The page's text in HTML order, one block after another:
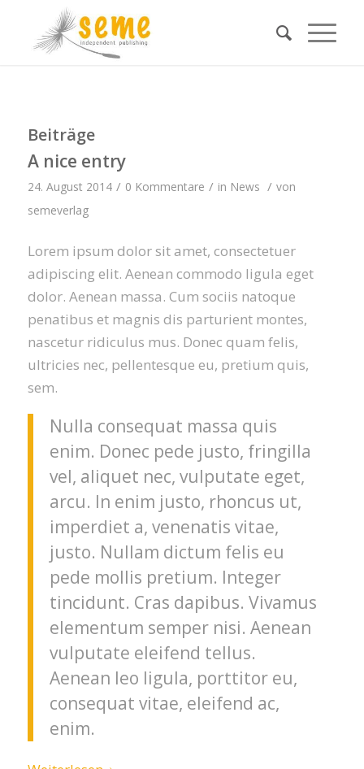
Beiträge
A nice entry
24. August 2014 / 0 Kommentare / in News / von
semeverlag
Lorem ipsum dolor sit amet, consectetuer
adipiscing elit. Aenean commodo ligula eget
dolor. Aenean massa. Cum sociis natoque
penatibus et magnis dis parturient montes,
nascetur ridiculus mus. Donec quam felis,
ultricies nec, pellentesque eu, pretium quis,
sem.
Nulla consequat massa quis
enim. Donec pede justo, fringilla
vel, aliquet nec, vulputate eget,
arcu. In enim justo, rhoncus ut,
imperdiet a, venenatis vitae,
justo. Nullam dictum felis eu
pede mollis pretium. Integer
tincidunt. Cras dapibus. Vivamus
elementum semper nisi. Aenean
vulputate eleifend tellus.
Aenean leo ligula, porttitor eu,
consequat vitae, eleifend ac,
enim.